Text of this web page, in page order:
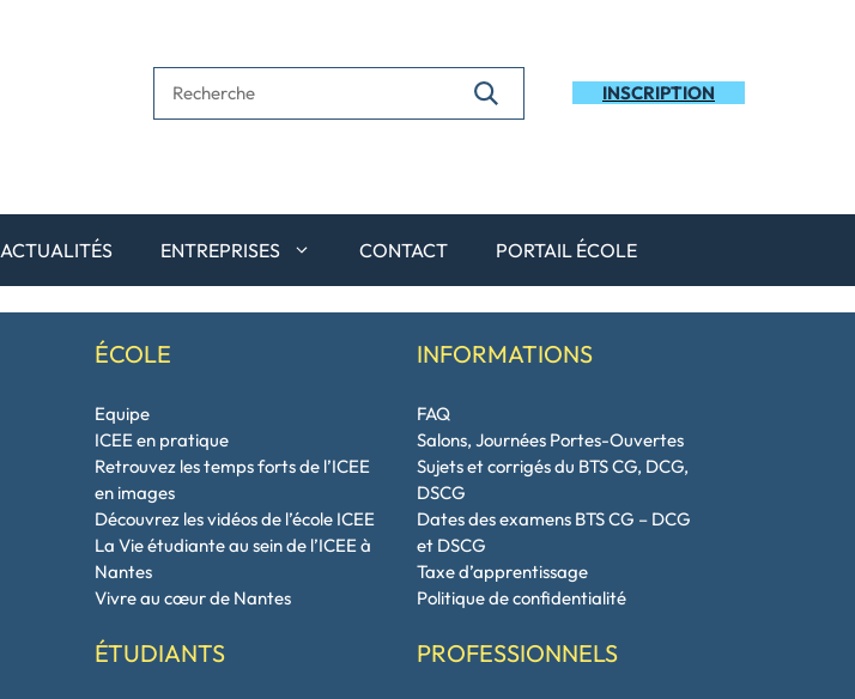
INSCRIPTION
ACTUALITÉS ENTREPRISES CONTACT PORTAIL ÉCOLE
ÉCOLE
Equipe
ICEE en pratique
Retrouvez les temps forts de l’ICEE
en images
Découvrez les vidéos de l’école ICEE
La Vie étudiante au sein de l’ICEE à
Nantes
Vivre au cœur de Nantes
ÉTUDIANTS
INFORMATIONS
FAQ
Salons, Journées Portes-Ouvertes
Sujets et corrigés du BTS CG, DCG,
DSCG
Dates des examens BTS CG – DCG
et DSCG
Taxe d’apprentissage
Politique de confidentialité
PROFESSIONNELS